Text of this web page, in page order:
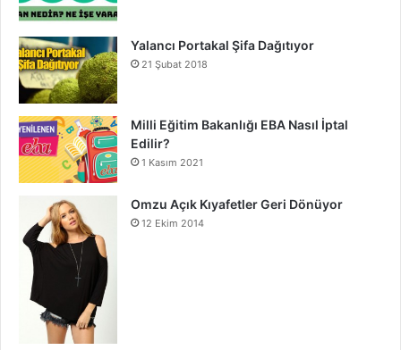
Yalancı Portakal Şifa Dağıtıyor
21 Şubat 2018
Milli Eğitim Bakanlığı EBA Nasıl İptal
Edilir?
1 Kasım 2021
Omzu Açık Kıyafetler Geri Dönüyor
12 Ekim 2014